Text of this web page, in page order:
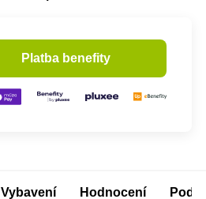
Platba benefity
Vybavení Hodnocení